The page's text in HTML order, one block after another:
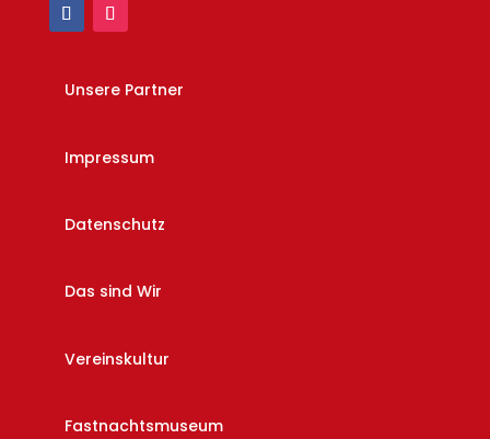
Unsere Partner
Impressum
Datenschutz
Das sind Wir
Vereinskultur
Fastnachtsmuseum